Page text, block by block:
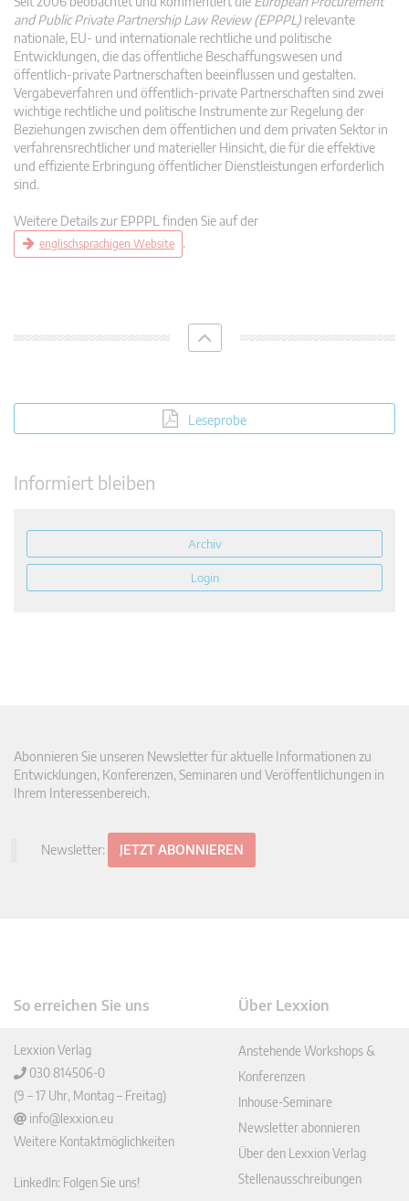
and Public Private Partnership Law Review (EPPPL) relevante
nationale, EU- und internationale rechtliche und politische
Entwicklungen, die das öffentliche Beschaffungswesen und
öffentlich-private Partnerschaften beeinflussen und gestalten.
Vergabeverfahren und öffentlich-private Partnerschaften sind zwei
wichtige rechtliche und politische Instrumente zur Regelung der
Beziehungen zwischen dem öffentlichen und dem privaten Sektor in
verfahrensrechtlicher und materieller Hinsicht, die für die effektive
und effiziente Erbringung öffentlicher Dienstleistungen erforderlich
sind.
Weitere Details zur EPPPL finden Sie auf der
englischsprachigen Website .
Leseprobe
Informiert bleiben
Archiv
Login
Abonnieren Sie unseren Newsletter für aktuelle Informationen zu
Entwicklungen, Konferenzen, Seminaren und Veröffentlichungen in
Ihrem Interessenbereich.
Newsletter: JETZT ABONNIEREN
So erreichen Sie uns
Lexxion Verlag
030 814506-0
(9 – 17 Uhr, Montag – Freitag)
info@lexxion.eu
Weitere Kontaktmöglichkeiten
LinkedIn: Folgen Sie uns!
Über Lexxion
Anstehende Workshops &
Konferenzen
Inhouse-Seminare
Newsletter abonnieren
Über den Lexxion Verlag
Stellenausschreibungen